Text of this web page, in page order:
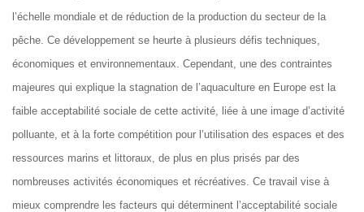
l’échelle mondiale et de réduction de la production du secteur de la
pêche. Ce développement se heurte à plusieurs défis techniques,
économiques et environnementaux. Cependant, une des contraintes
majeures qui explique la stagnation de l’aquaculture en Europe est la
faible acceptabilité sociale de cette activité, liée à une image d’activité
polluante, et à la forte compétition pour l’utilisation des espaces et des
ressources marins et littoraux, de plus en plus prisés par des
nombreuses activités économiques et récréatives. Ce travail vise à
mieux comprendre les facteurs qui déterminent l’acceptabilité sociale